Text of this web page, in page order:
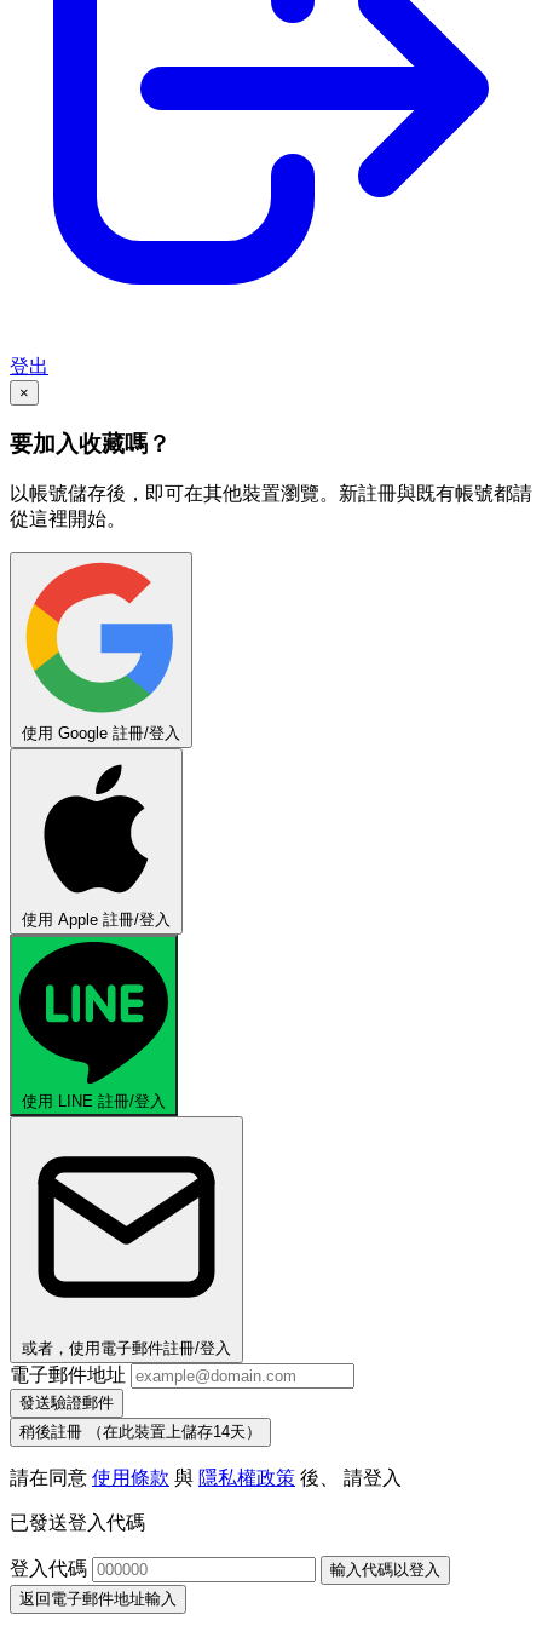
登出
×
要加入收藏嗎？
以帳號儲存後，即可在其他裝置瀏覽。新註冊與既有帳號都請
從這裡開始。
使用 Google 註冊/登入
使用 Apple 註冊/登入
使用 LINE 註冊/登入
或者，使用電子郵件註冊/登入
電子郵件地址
發送驗證郵件
稍後註冊
（在此裝置上儲存14天）
請在同意 使用條款 與 隱私權政策 後、 請登入
已發送登入代碼
登入代碼
輸入代碼以登入
返回電子郵件地址輸入